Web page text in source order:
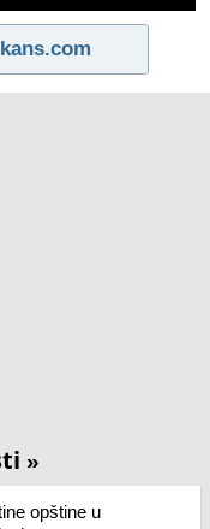
»
opštine u